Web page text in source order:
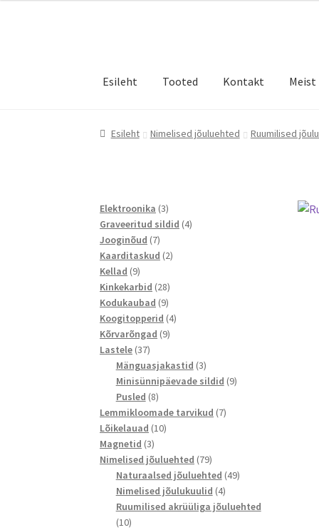
Esileht Tooted Kontakt Meist
Esileht Nimelised jõuluehted Ruumilised
Elektroonika 33
toodet
Graveeritud sildid 44
Jooginõud 77
toodet
Kaarditaskud 22
Kellad 99
toodet
Kinkekarbid 2828
toodet
Kodukaubad 99
toodet
Koogitopperid 44
Kõrvarõngad 99
Lastele 3737
toodet
Mänguasjakastid 33
toodet
Minisünnipäevade sildid 99
Pusled 88
toodet
Lemmikloomade tarvikud 77
Lõikelauad 1010
Magnetid 33
toodet
Nimelised jõuluehted 7979
toodet
Naturaalsed jõuluehted 4949
Nimelised jõulukuulid 44
toodet
Ruumilised akrüüliga jõuluehted
1010